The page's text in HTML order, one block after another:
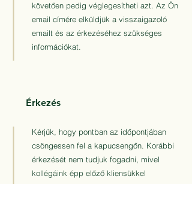
követően pedig véglegesítheti azt. Az Ön
email címére elküldjük a visszaigazoló
emailt és az érkezéséhez szükséges
információkat.
Érkezés
Kérjük, hogy pontban az időpontjában
csöngessen fel a kapucsengőn. Korábbi
érkezését nem tudjuk fogadni, mivel
kollégáink épp előző kliensükkel